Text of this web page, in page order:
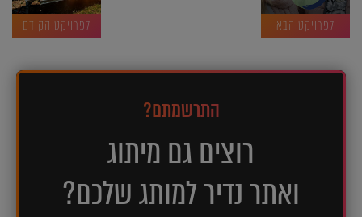
לפרויקט הבא לפרויקט הקודם
התרשמתם?
רוצים גם מיתוג
ואתר נדיר למותג שלכם?